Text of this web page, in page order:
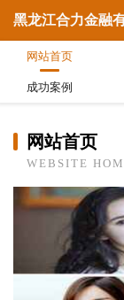
黑龙江合力金融
网站首页
成功案例
网站首页
WEBSITE